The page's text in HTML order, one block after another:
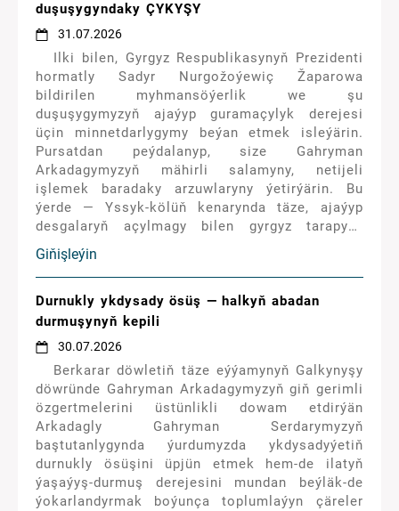
duşuşygyndaky ÇYKYŞY
31.07.2026
Ilki bilen, Gyrgyz Respublikasynyň Prezidenti
hormatly Sadyr Nurgožoýewiç Žaparowa
bildirilen myhmansöýerlik we şu
duşuşygymyzyň ajaýyp guramaçylyk derejesi
üçin minnetdarlygymy beýan etmek isleýärin.
Pursatdan peýdalanyp, size Gahryman
Arkadagymyzyň mähirli salamyny, netijeli
işlemek baradaky arzuwlaryny ýetirýärin. Bu
ýerde — Yssyk-kölüň kenarynda täze, ajaýyp
desgalaryň açylmagy bilen gyrgyz tarapyny
gutlaýaryn. Bu döwrebap infrastrukturanyň diňe
bir kölüň kenarýakasyny bezemek bilen
çäklenmän, eýsem, tutuş sebitimiziň
syýahatçylyk mümkinçiliklerini ösdürmek üçin
hem kuwwatly itergi boljakdygyna ynanýaryn.
Giňişleýin
Durnukly ykdysady ösüş — halkyň abadan
durmuşynyň kepili
30.07.2026
Berkarar döwletiň täze eýýamynyň Galkynyşy
döwründe Gahryman Arkadagymyzyň giň gerimli
özgertmelerini üstünlikli dowam etdirýän
Arkadagly Gahryman Serdarymyzyň
baştutanlygynda ýurdumyzda ykdysadyýetiň
durnukly ösüşini üpjün etmek hem-de ilatyň
ýaşaýyş-durmuş derejesini mundan beýläk-de
ýokarlandyrmak boýunça toplumlaýyn çäreler